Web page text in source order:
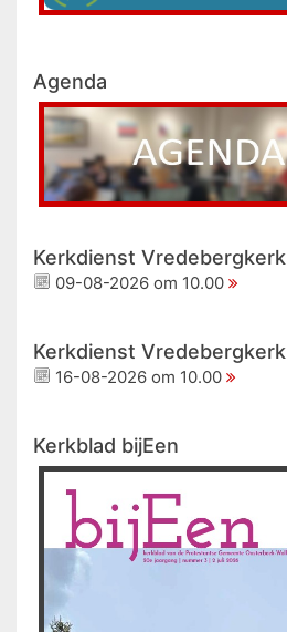
Agenda
Kerkdienst Vredebergkerk
09-08-2026 om 10.00
Kerkdienst Vredebergkerk
16-08-2026 om 10.00
Kerkblad bijEen